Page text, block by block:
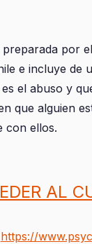
preparada por
e incluye de
el abuso y
que alguien
con ellos.
AL
https://